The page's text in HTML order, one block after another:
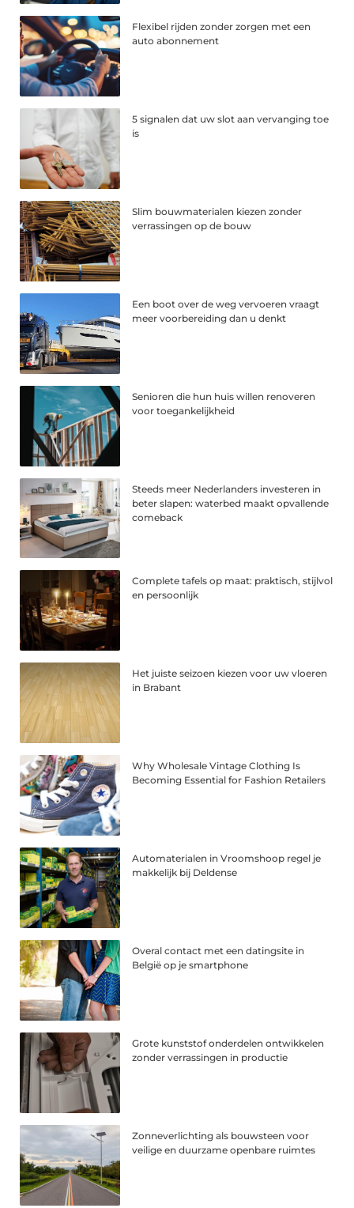
Flexibel rijden zonder zorgen met een
auto abonnement
5 signalen dat uw slot aan vervanging toe
is
Slim bouwmaterialen kiezen zonder
verrassingen op de bouw
Een boot over de weg vervoeren vraagt
meer voorbereiding dan u denkt
Senioren die hun huis willen renoveren
voor toegankelijkheid
Steeds meer Nederlanders investeren in
beter slapen: waterbed maakt opvallende
comeback
Complete tafels op maat: praktisch, stijlvol
en persoonlijk
Het juiste seizoen kiezen voor uw vloeren
in Brabant
Why Wholesale Vintage Clothing Is
Becoming Essential for Fashion Retailers
Automaterialen in Vroomshoop regel je
makkelijk bij Deldense
Overal contact met een datingsite in
België op je smartphone
Grote kunststof onderdelen ontwikkelen
zonder verrassingen in productie
Zonneverlichting als bouwsteen voor
veilige en duurzame openbare ruimtes